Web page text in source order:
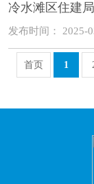
冷水滩区住建
发布时间： 2025-
首页 1